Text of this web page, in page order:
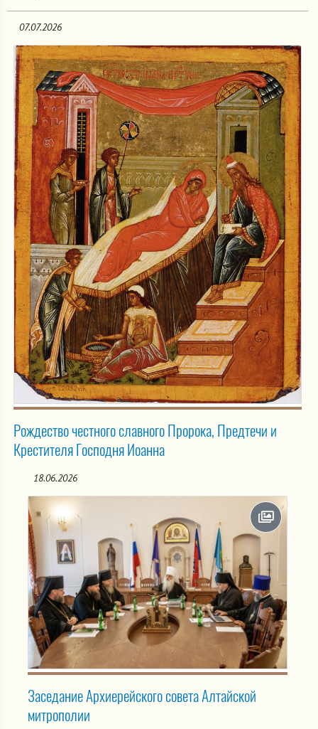
07.07.2026
Рождество честного славного Пророка, Предтечи и
Крестителя Господня Иоанна
18.06.2026
Заседание Архиерейского совета Алтайской
митрополии